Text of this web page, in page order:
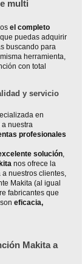
multi
el completo
puedas adquirir
buscando para
herramienta,
con total
y servicio
en
a nuestra
profesionales
solución,
nos ofrece la
nuestros clientes,
Makita (al igual
fabricantes que
soneficacia,
Makita a